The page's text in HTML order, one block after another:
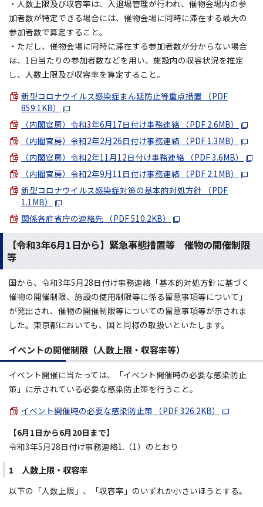
・人数上限及び収容率は、入退場管理が行われ、催物会場内の参
加者数が特定できる場合には、催物会場に同時に滞在する最大の
参加者数で算定すること。
・ただし、催物会場に同時に滞在する参加者数が分からない場合
は、1日当たりの参加者数などを用い、施設内の収容状況を推定
し、人数上限及び収容率を算定すること。
新型コロナウイルス感染症まん延防止等重点措置 （PDF
859.1KB）
（内閣官房）令和3年6月17日付け事務連絡 （PDF 2.6MB）
（内閣官房）令和2年2月26日付け事務連絡 （PDF 1.3MB）
（内閣官房）令和2年11月12日付け事務連絡 （PDF 3.6MB）
（内閣官房）令和2年9月11日付け事務連絡 （PDF 2.1MB）
新型コロナウイルス感染症対策の基本的対処方針 （PDF
1.1MB）
関係各府省庁の連絡先 （PDF 510.2KB）
【令和3年6月1日から】緊急事態措置等 催物の開催制限
等
国から、令和3年5月28日付け事務連絡「基本的対処方針に基づく
催物の開催制限、施設の使用制限等に係る留意事項等について」
が発出され、催物の開催制限等についての留意事項等が示されま
した。東京都においても、国と同様の取扱いといたします。
イベントの開催制限（人数上限・収容率等）
イベント開催に当たっては、「イベント開催時の必要な感染防止
策」に示されている必要な感染防止策を行うこと。
イベント開催時の必要な感染防止策 （PDF 326.2KB）
【6月1日から6月20日まで】
令和3年5月28日付け事務連絡1.（1）のとおり
1 人数上限・収容率
以下の「人数上限」、「収容率」のいずれか小さいほうとする。